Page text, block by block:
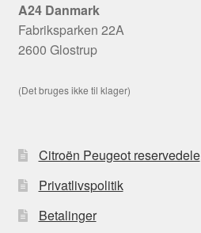
A24 Danmark
Fabriksparken 22A
2600 Glostrup
(Det bruges ikke til klager)
Citroën Peugeot reservedele
Privatlivspolitik
Betalinger